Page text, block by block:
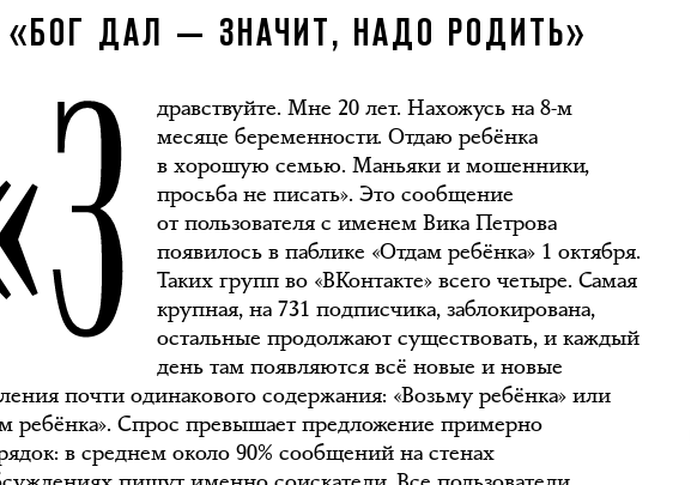
«БОГ ДАЛ — ЗНАЧИТ, НАДО РОДИТЬ»
дравствуйте. Мне 20 лет. Нахожусь на 8-м
месяце беременности. Отдаю ребёнка
в хорошую семью. Маньяки и мошенники,
просьба не писать». Это сообщение
от пользователя с именем Вика Петрова
появилось в паблике «Отдам ребёнка» 1 октября.
Таких групп во «ВКонтакте» всего четыре. Самая
крупная, на 731 подписчика, заблокирована,
остальные продолжают существовать, и каждый
день там появляются всё новые и новые
почти одинакового содержания: «Возьму ребёнка» или
ребёнка». Спрос превышает предложение примерно
в среднем около 90% сообщений на стенах